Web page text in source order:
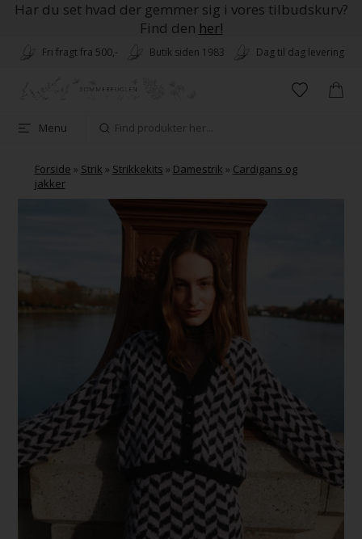
Har du set hvad der gemmer sig i vores tilbudskurv?
Find den her!
Fri fragt fra 500,- Butik siden 1983 Dag til dag levering
Menu
Forside » Strik » Strikkekits » Damestrik » Cardigans og
jakker